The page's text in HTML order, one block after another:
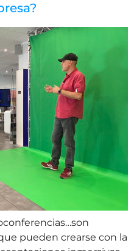
pueden crearse con la